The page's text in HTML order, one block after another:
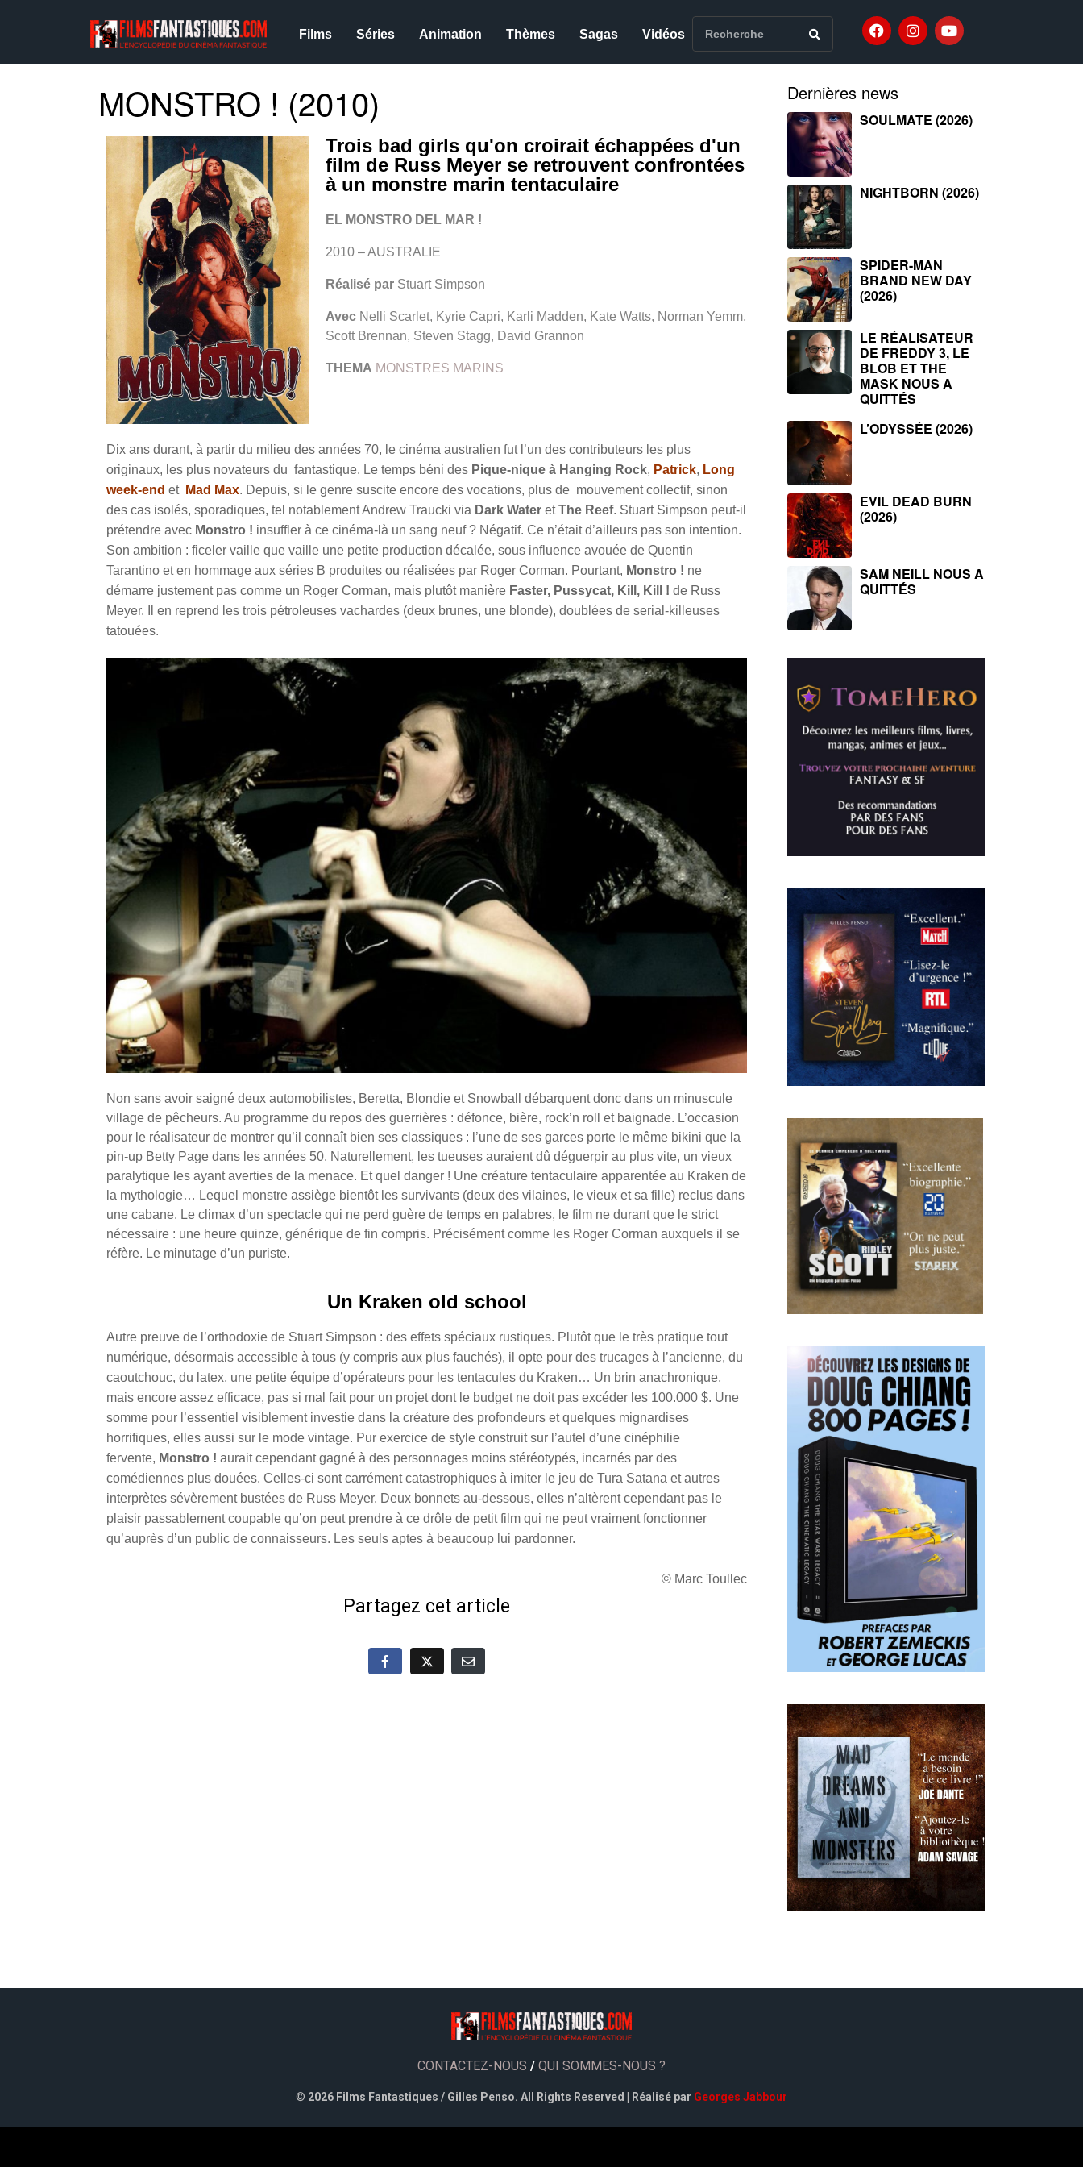
Films Séries Animation Thèmes Sagas Vidéos
MONSTRO ! (2010)
Trois bad girls qu'on croirait échappées d'un
film de Russ Meyer se retrouvent confrontées
à un monstre marin tentaculaire
EL MONSTRO DEL MAR !
2010 – AUSTRALIE
Réalisé par Stuart Simpson
Avec Nelli Scarlet, Kyrie Capri, Karli Madden, Kate Watts, Norman Yemm,
Scott Brennan, Steven Stagg, David Grannon
THEMA MONSTRES MARINS
Dix ans durant, à partir du milieu des années 70, le cinéma australien fut l’un des contributeurs les plus
originaux, les plus novateurs du fantastique. Le temps béni des Pique-nique à Hanging Rock, Patrick, Long
week-end et Mad Max. Depuis, si le genre suscite encore des vocations, plus de mouvement collectif, sinon
des cas isolés, sporadiques, tel notablement Andrew Traucki via Dark Water etThe Reef. Stuart Simpson peut-il
prétendre avec Monstro ! insuffler à ce cinéma-là un sang neuf ? Négatif. Ce n’était d’ailleurs pas son intention.
Son ambition : ficeler vaille que vaille une petite production décalée, sous influence avouée de Quentin
Tarantino et en hommage aux séries B produites ou réalisées par Roger Corman. Pourtant, Monstro ! ne
démarre justement pas comme un Roger Corman, mais plutôt manière Faster, Pussycat, Kill, Kill ! de Russ
Meyer. Il en reprend les trois pétroleuses vachardes (deux brunes, une blonde), doublées de serial-killeuses
tatouées.
Non sans avoir saigné deux automobilistes, Beretta, Blondie et Snowball débarquent donc dans un minuscule
village de pêcheurs. Au programme du repos des guerrières : défonce, bière, rock’n roll et baignade. L’occasion
pour le réalisateur de montrer qu’il connaît bien ses classiques : l’une de ses garces porte le même bikini que la
pin-up Betty Page dans les années 50. Naturellement, les tueuses auraient dû déguerpir au plus vite, un vieux
paralytique les ayant averties de la menace. Et quel danger ! Une créature tentaculaire apparentée au Kraken de
la mythologie… Lequel monstre assiège bientôt les survivants (deux des vilaines, le vieux et sa fille) reclus dans
une cabane. Le climax d’un spectacle qui ne perd guère de temps en palabres, le film ne durant que le strict
nécessaire : une heure quinze, générique de fin compris. Précisément comme les Roger Corman auxquels il se
réfère. Le minutage d’un puriste.
Un Kraken old school
Autre preuve de l’orthodoxie de Stuart Simpson : des effets spéciaux rustiques. Plutôt que le très pratique tout
numérique, désormais accessible à tous (y compris aux plus fauchés), il opte pour des trucages à l’ancienne, du
caoutchouc, du latex, une petite équipe d’opérateurs pour les tentacules du Kraken… Un brin anachronique,
mais encore assez efficace, pas si mal fait pour un projet dont le budget ne doit pas excéder les 100.000 $. Une
somme pour l’essentiel visiblement investie dans la créature des profondeurs et quelques mignardises
horrifiques, elles aussi sur le mode vintage. Pur exercice de style construit sur l’autel d’une cinéphilie
fervente, Monstro ! aurait cependant gagné à des personnages moins stéréotypés, incarnés par des
comédiennes plus douées. Celles-ci sont carrément catastrophiques à imiter le jeu de Tura Satana et autres
interprètes sévèrement bustées de Russ Meyer. Deux bonnets au-dessous, elles n’altèrent cependant pas le
plaisir passablement coupable qu’on peut prendre à ce drôle de petit film qui ne peut vraiment fonctionner
qu’auprès d’un public de connaisseurs. Les seuls aptes à beaucoup lui pardonner.
© Marc Toullec
Partagez cet article
Dernières news
SOULMATE (2026)
NIGHTBORN (2026)
SPIDER-MAN
BRAND NEW DAY
(2026)
LE RÉALISATEUR
DE FREDDY 3, LE
BLOB ET THE
MASK NOUS A
QUITTÉS
L’ODYSSÉE (2026)
EVIL DEAD BURN
(2026)
SAM NEILL NOUS A
QUITTÉS
CONTACTEZ-NOUS / QUI SOMMES-NOUS ?
© 2026 Films Fantastiques / Gilles Penso. All Rights Reserved | Réalisé par Georges Jabbour